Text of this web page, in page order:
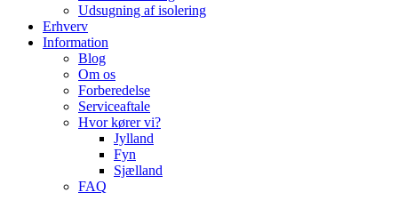
Udsugning af isolering
Erhverv
Information
Blog
Om os
Forberedelse
Serviceaftale
Hvor kører vi?
Jylland
Fyn
Sjælland
FAQ